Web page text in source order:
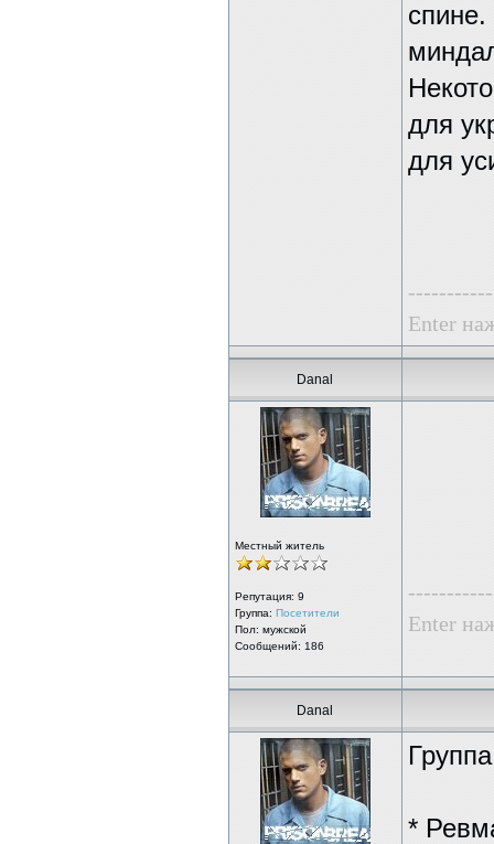
для
для
Enter
Danal
Местный житель
Репутация: 9
Группа: Посетители
Пол: мужской
Сообщений: 186
Enter
Danal
*